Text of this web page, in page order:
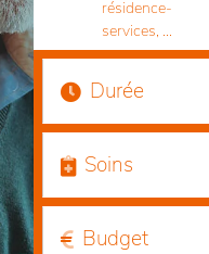
résidence-
services, ...
Durée
Soins
Budget